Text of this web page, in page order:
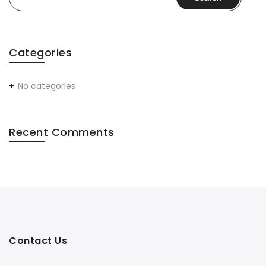
for:
Categories
No categories
Recent Comments
Contact Us